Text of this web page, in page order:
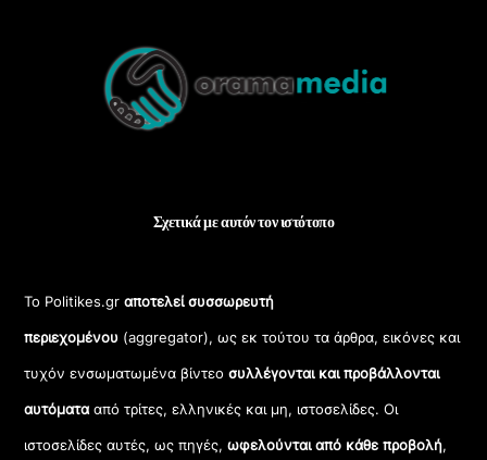
Top
Σχετικά με αυτόν τον ιστότοπο
Το Politikes.grαποτελεί συσσωρευτή
περιεχομένου (aggregator), ως εκ τούτου τα άρθρα, εικόνες και
τυχόν ενσωματωμένα βίντεοσυλλέγονται και προβάλλονται
αυτόματααπό τρίτες, ελληνικές και μη, ιστοσελίδες. Οι
ιστοσελίδες αυτές, ως πηγές,ωφελούνται από κάθε προβολή,